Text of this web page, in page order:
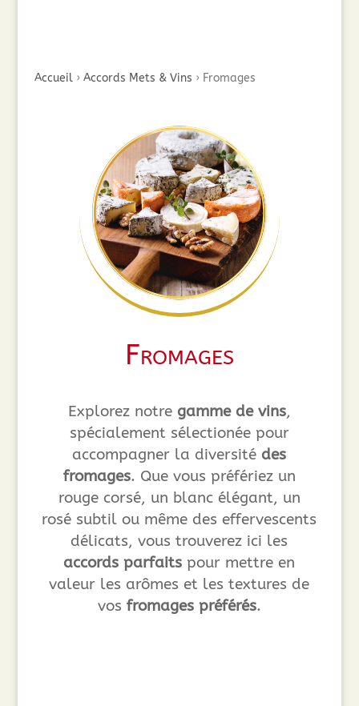
Accueil› Accords Mets & Vins › Fromages
Fromages
Explorez notre gamme de vins,
spécialement sélectionée pour
accompagner la diversité des
fromages. Que vous préfériez un
rouge corsé, un blanc élégant, un
rosé subtil ou même des effervescents
délicats, vous trouverez ici les
accords parfaits pour mettre en
valeur les arômes et les textures de
vos fromages préférés.